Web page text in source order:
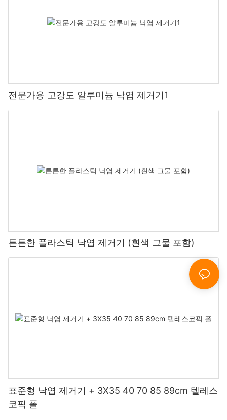
전문가용 고강도 알루미늄 낙엽 제거기1
튼튼한 플라스틱 낙엽 제거기 (흰색 그물 포함)
표준형 낙엽 제거기 + 3X35 40 70 85 89cm 텔레스
코픽 폴